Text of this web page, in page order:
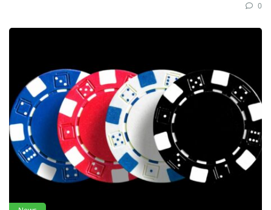
0